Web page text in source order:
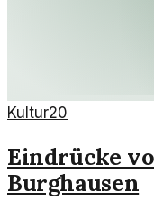
Kultur20
Eindrücke
Burghausen